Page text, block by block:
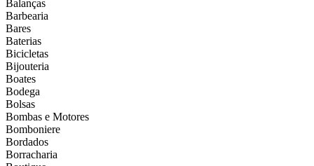
Balanças
Barbearia
Bares
Baterias
Bicicletas
Bijouteria
Boates
Bodega
Bolsas
Bombas e Motores
Bomboniere
Bordados
Borracharia